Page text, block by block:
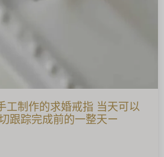
工制作的求婚戒指 当天可以
跟踪完成前的一整天ー